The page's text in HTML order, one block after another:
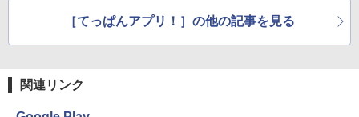
［てっぱんアプリ！］の他の記事を見る
関連リンク